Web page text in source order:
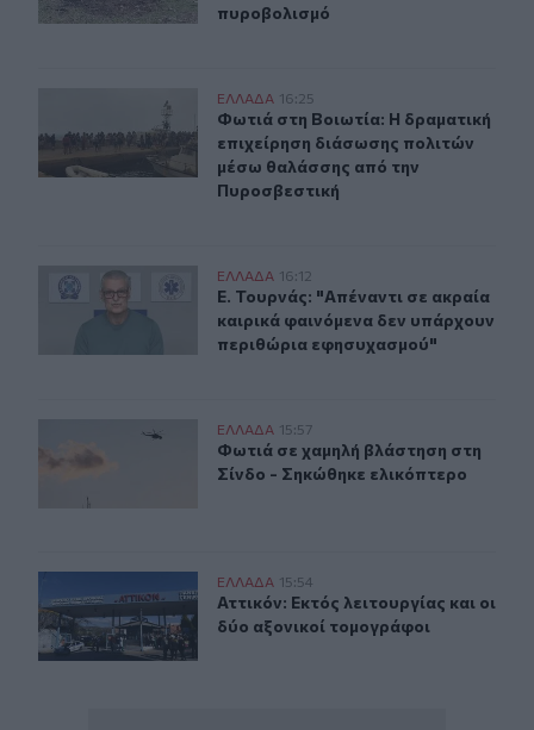
πυροβολισμό
Φωτιά στη Βοιωτία: Η δραματική επιχείρηση
ΕΛΛAΔΑ 16:25
Φωτιά στη Βοιωτία: Η δραματική
Φωτιά στη Βοιωτία: Η δραματική
επιχείρηση διάσωσης πολιτών
μέσω θαλάσσης από την
Πυροσβεστική
Ε. Τουρνάς: "Απέναντι σε ακραία καιρικά φαινόμενα
ΕΛΛAΔΑ 16:12
Ε. Τουρνάς: "Απέναντι σε ακραία
Ε. Τουρνάς: "Απέναντι σε ακραία
καιρικά φαινόμενα δεν υπάρχουν
περιθώρια εφησυχασμού"
Φωτιά σε χαμηλή βλάστηση στη Σίνδο - Σηκώθηκε
ΕΛΛAΔΑ 15:57
Φωτιά σε χαμηλή βλάστηση στη
Φωτιά σε χαμηλή βλάστηση στη
Σίνδο - Σηκώθηκε ελικόπτερο
Αττικόν: Εκτός λειτουργίας και οι δύο αξονικοί
ΕΛΛAΔΑ 15:54
Αττικόν: Εκτός λειτουργίας και οι
Αττικόν: Εκτός λειτουργίας και οι
δύο αξονικοί τομογράφοι